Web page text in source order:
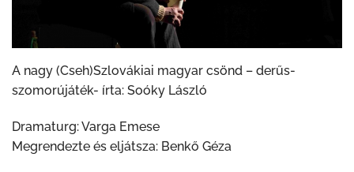
A nagy (Cseh)Szlovákiai magyar csönd – derűs-
szomorújáték- írta: Soóky László
Dramaturg: Varga Emese
Megrendezte és eljátsza: Benkő Géza